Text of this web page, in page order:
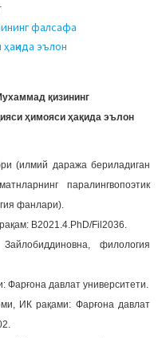
фалсафа
эълон
қизининг
ҳимояси ҳақида эълон
(илмий даража бериладиган
паралингвопоэтик
фанлари).
рақам: B2021.4.PhD/Fil2036.
филология
Фарғона давлат университети.
ИК рақами: Фарғона давлат